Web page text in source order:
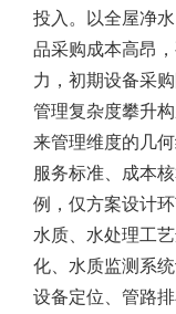
投入。以全屋净
品采购成本高昂
力，初期设备采
管理复杂度攀升
来管理维度的几
服务标准、成本
例，仅方案设计
水质、水处理工
化、水质监测系
设备定位、管路